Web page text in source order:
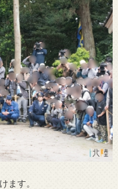
ます。